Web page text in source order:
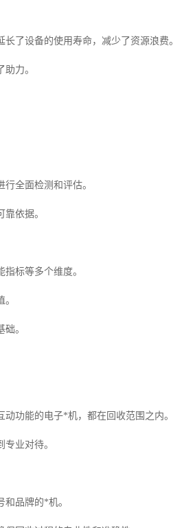
了设备的使用寿命，减少了资源浪费。
力。
全面检测和评估。
依据。
标等多个维度。
。
功能的电子*机，都在回收范围之内。
业对待。
品牌的*机。